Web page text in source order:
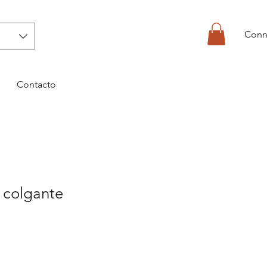
Contacto